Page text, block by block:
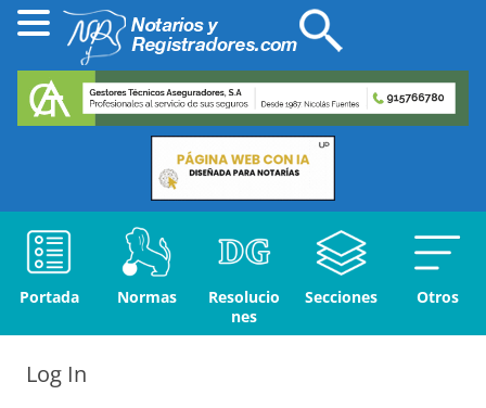
Portada Normas
Resolucio
nes
Secciones Otros
Log In